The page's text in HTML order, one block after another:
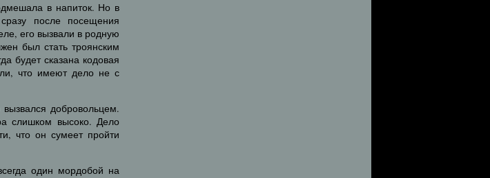
в напиток. Но в
после посещения
его вызвали в родную
был стать троянским
будет сказана кодовая
что имеют дело не с
добровольцем.
слишком высоко. Дело
что он сумеет пройти
один мордобой на